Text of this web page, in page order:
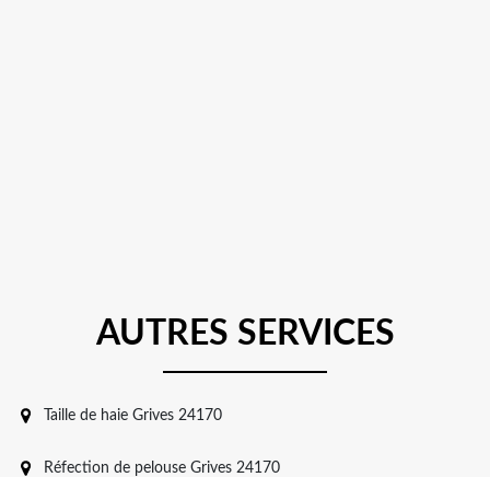
AUTRES SERVICES
Taille de haie Grives 24170
Réfection de pelouse Grives 24170